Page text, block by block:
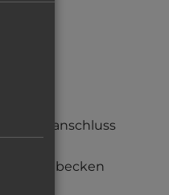
Stromanschluss
Waschbecken